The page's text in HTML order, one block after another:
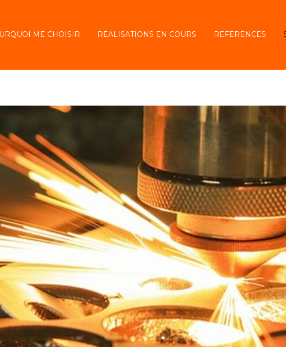
ME CHOISIR REALISATIONS EN COURS REFERENCES